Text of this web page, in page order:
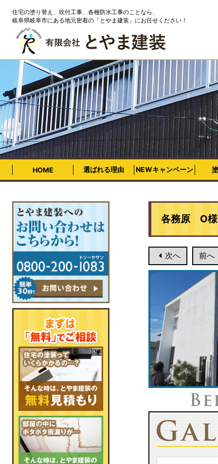
住宅の塗り替え、吹付工事、各種防水工事のことなら、
岐阜県岐阜市にある地元密着の「とやま建装」にお任せください！
HOME 選ばれる理由 NEWキャンペーン
各務原 O
次へ 前へ